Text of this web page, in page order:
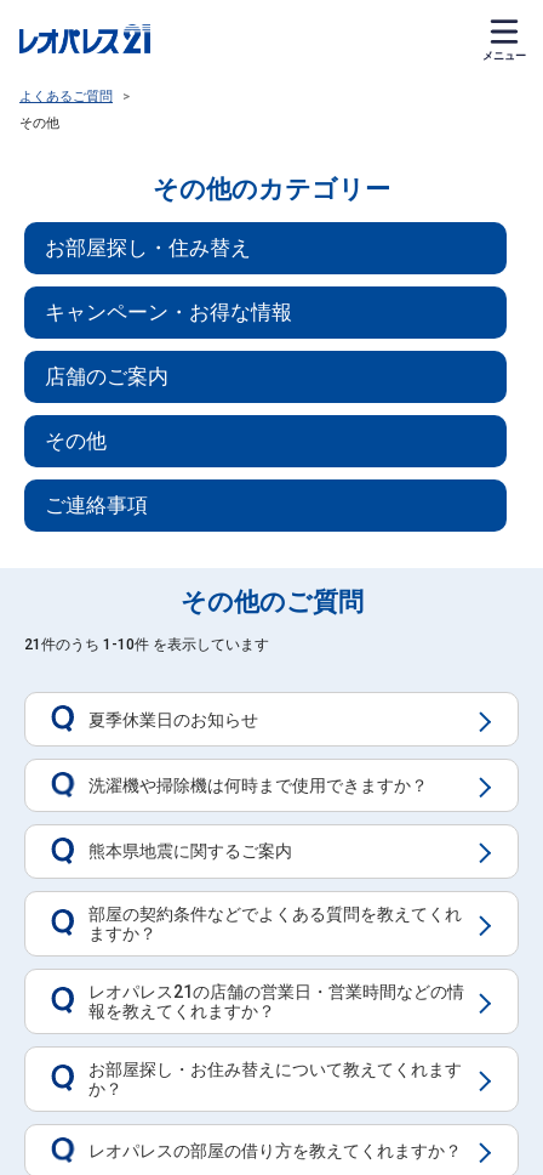
メニュー
よくあるご質問
>
その他
その他のカテゴリー
お部屋探し・住み替え
キャンペーン・お得な情報
店舗のご案内
その他
ご連絡事項
その他のご質問
21件のうち 1-10件 を表示しています
夏季休業日のお知らせ
洗濯機や掃除機は何時まで使用できますか？
熊本県地震に関するご案内
部屋の契約条件などでよくある質問を教えてくれ
ますか？
レオパレス21の店舗の営業日・営業時間などの情
報を教えてくれますか？
お部屋探し・お住み替えについて教えてくれます
か？
レオパレスの部屋の借り方を教えてくれますか？